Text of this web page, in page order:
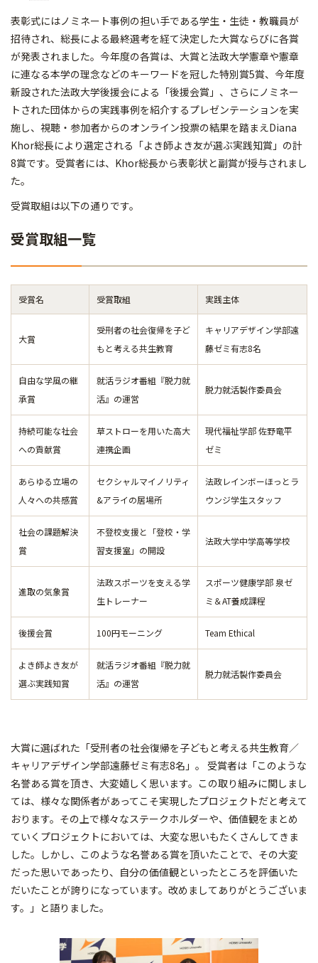
表彰式にはノミネート事例の担い手である学生・生徒・教職員が
招待され、総長による最終選考を経て決定した大賞ならびに各賞
が発表されました。今年度の各賞は、大賞と法政大学憲章や憲章
に連なる本学の理念などのキーワードを冠した特別賞5賞、今年度
新設された法政大学後援会による「後援会賞」、さらにノミネー
トされた団体からの実践事例を紹介するプレゼンテーションを実
施し、視聴・参加者からのオンライン投票の結果を踏まえDiana
Khor総長により選定される「よき師よき友が選ぶ実践知賞」の計
8賞です。受賞者には、Khor総長から表彰状と副賞が授与されまし
た。
受賞取組は以下の通りです。
受賞取組一覧
受賞名 受賞取組 実践主体
大賞
受刑者の社会復帰を子ど
もと考える共生教育
キャリアデザイン学部遠
藤ゼミ有志8名
自由な学風の継
承賞
就活ラジオ番組『脱力就
活』の運営
脱力就活製作委員会
持続可能な社会
への貢献賞
草ストローを用いた高大
連携企画
現代福祉学部 佐野竜平
ゼミ
あらゆる立場の
人々への共感賞
セクシャルマイノリティ
&アライの居場所
法政レインボーほっとラ
ウンジ学生スタッフ
社会の課題解決
賞
不登校支援と「登校・学
習支援室」の開設
法政大学中学高等学校
進取の気象賞
法政スポーツを支える学
生トレーナー
スポーツ健康学部 泉ゼ
ミ＆AT養成課程
後援会賞 100円モーニング Team Ethical
よき師よき友が
選ぶ実践知賞
就活ラジオ番組『脱力就
活』の運営
脱力就活製作委員会
大賞に選ばれた「受刑者の社会復帰を子どもと考える共生教育／
キャリアデザイン学部遠藤ゼミ有志8名」。 受賞者は「このような
名誉ある賞を頂き、大変嬉しく思います。この取り組みに関しまし
ては、様々な関係者があってこそ実現したプロジェクトだと考えて
おります。その上で様々なステークホルダーや、価値観をまとめ
ていくプロジェクトにおいては、大変な思いもたくさんしてきま
した。しかし、このような名誉ある賞を頂いたことで、その大変
だった思いであったり、自分の価値観といったところを評価いた
だいたことが誇りになっています。改めましてありがとうございま
す。」と語りました。